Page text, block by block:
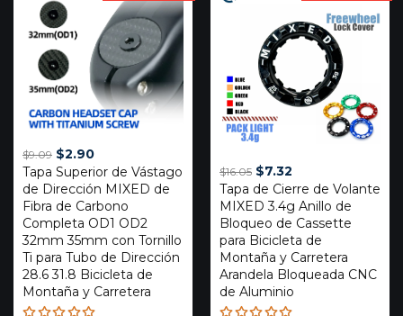
$9.09 Original
price
was:
$9.09.
$2.90Current
price
is:
$2.90.
Tapa Superior de Vástago
de Dirección MIXED de
Fibra de Carbono
Completa OD1 OD2
32mm 35mm con Tornillo
Ti para Tubo de Dirección
28.6 31.8 Bicicleta de
Montaña y Carretera
$16.05 Original
price
was:
$16.05.
$7.32
price
is:
$7.32.
Tapa de Cierre de Volante
MIXED 3.4g Anillo de
Bloqueo de Cassette
para Bicicleta de
Montaña y Carretera
Arandela Bloqueada CNC
de Aluminio